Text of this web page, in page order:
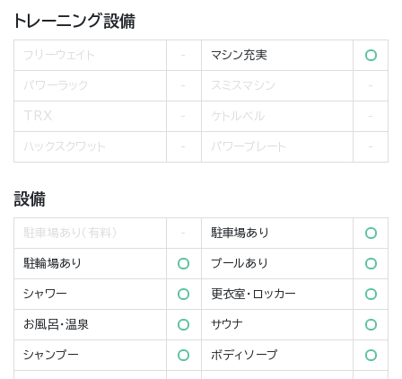
トレーニング設備
フリーウェイト マシン充実
パワーラック スミスマシン
TRX ケトルベル
ハックスクワット パワープレート
設備
駐車場あり（有料） 駐車場あり
駐輪場あり プールあり
シャワー 更衣室・ロッカー
お風呂・温泉 サウナ
シャンプー ボディソープ